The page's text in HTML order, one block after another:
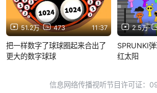
51.2万 473 11:37
把一样数字了球球圈起来合出了
更大的数字球球
2.5万
SPRUNKI
红太阳
信息网络传播视听节目许可证：